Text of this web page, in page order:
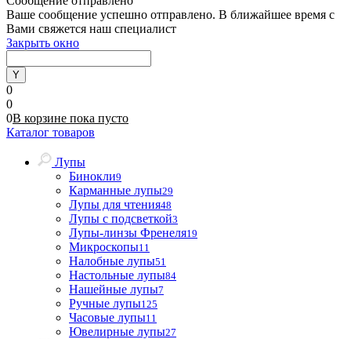
Ваше сообщение успешно отправлено. В ближайшее время с
Вами свяжется наш специалист
Закрыть окно
0
0
0В корзине пока пусто
Каталог товаров
Лупы
Бинокли9
Карманные лупы29
Лупы для чтения48
Лупы с подсветкой3
Лупы-линзы Френеля19
Микроскопы11
Налобные лупы51
Настольные лупы84
Нашейные лупы7
Ручные лупы125
Часовые лупы11
Ювелирные лупы27